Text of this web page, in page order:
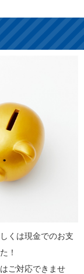
くは現金でのお支
！
ご対応できませ